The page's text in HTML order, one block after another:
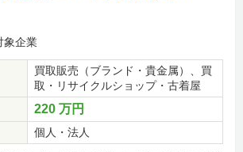
象企業
買取販売（ブランド・貴金属）、買
取・リサイクルショップ・古着屋
220 万円
個人・法人